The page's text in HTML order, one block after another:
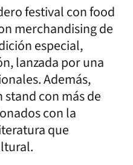
festival con food
merchandising de
especial,
lanzada por una
Además,
con más de
con la
que